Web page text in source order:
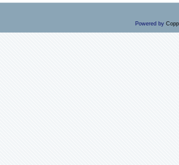
Powered by